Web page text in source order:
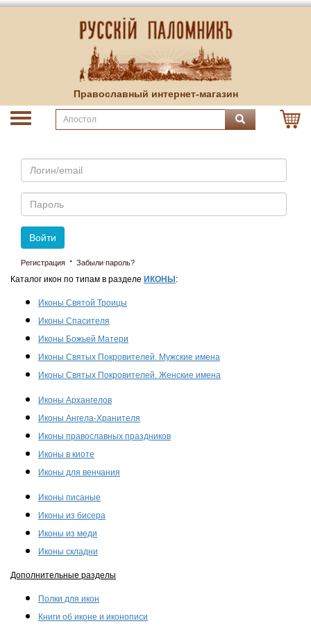
Православный интернет-магазин
Email
Пароль
Войти
Регистрация · Забыли пароль?
Каталог икон по типам в разделе ИКОНЫ :
Иконы Святой Троицы
Иконы Спасителя
Иконы Божьей Матери
Иконы Святых Покровителей. Мужские имена
Иконы Святых Покровителей. Женские имена
Иконы Архангелов
Иконы Ангела-Хранителя
Иконы православных праздников
Иконы в киоте
Иконы для венчания
Иконы писаные
Иконы из бисера
Иконы из меди
Иконы складни
Дополнительные разделы
Полки для икон
Книги об иконе и иконописи